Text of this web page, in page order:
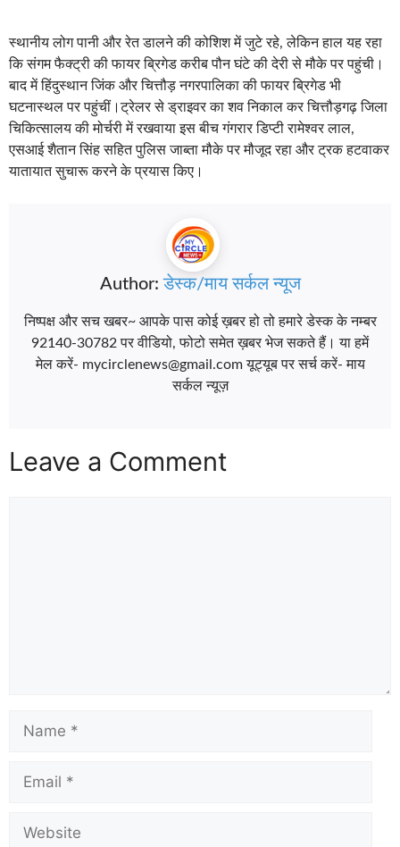
स्थानीय लोग पानी और रेत डालने की कोशिश में जुटे रहे, लेकिन हाल यह रहा
कि संगम फैक्ट्री की फायर ब्रिगेड करीब पौन घंटे की देरी से मौके पर पहुंची।
बाद में हिंदुस्थान जिंक और चित्तौड़ नगरपालिका की फायर ब्रिगेड भी
घटनास्थल पर पहुंचीं।ट्रेलर से ड्राइवर का शव निकाल कर चित्तौड़गढ़ जिला
चिकित्सालय की मोर्चरी में रखवाया इस बीच गंगरार डिप्टी रामेश्वर लाल,
एसआई शैतान सिंह सहित पुलिस जाब्ता मौके पर मौजूद रहा और ट्रक हटवाकर
यातायात सुचारू करने के प्रयास किए।
Author:डेस्क/माय सर्कल न्यूज
निष्पक्ष और सच खबर~ आपके पास कोई ख़बर हो तो हमारे डेस्क के नम्बर
92140-30782 पर वीडियो, फोटो समेत ख़बर भेज सकते हैं। या हमें
मेल करें- mycirclenews@gmail.com यूट्यूब पर सर्च करें- माय
सर्कल न्यूज़
Leave a Comment